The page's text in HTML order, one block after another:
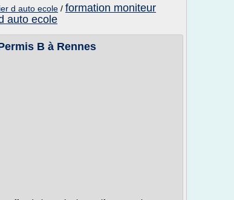
d auto ecole / formation moniteur
auto ecole
B à Rennes